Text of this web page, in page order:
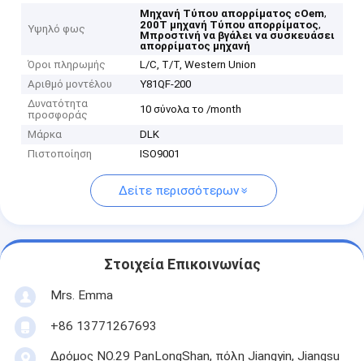
Υψηλό φως
Μηχανή Τύπου απορρίματος cOem,
200T μηχανή Τύπου απορρίματος,
Μπροστινή να βγάλει να συσκευάσει
απορρίματος μηχανή
Όροι πληρωμής
L/C, T/T, Western Union
Αριθμό μοντέλου
Y81QF-200
Δυνατότητα
προσφοράς
10 σύνολα το /month
Μάρκα
DLK
Πιστοποίηση
ISO9001
Δείτε περισσότερων
Στοιχεία Επικοινωνίας
Mrs. Emma
+86 13771267693
Δρόμος NO.29 PanLongShan, πόλη Jiangyin, Jiangsu